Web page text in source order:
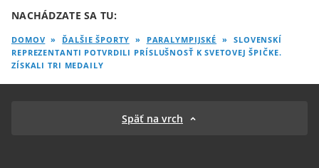
NACHÁDZATE SA TU:
DOMOV » ĎALŠIE ŠPORTY » PARALYMPIJSKÉ » SLOVENSKÍ
REPREZENTANTI POTVRDILI PRÍSLUŠNOSŤ K SVETOVEJ ŠPIČKE.
ZÍSKALI TRI MEDAILY
Späť na vrch